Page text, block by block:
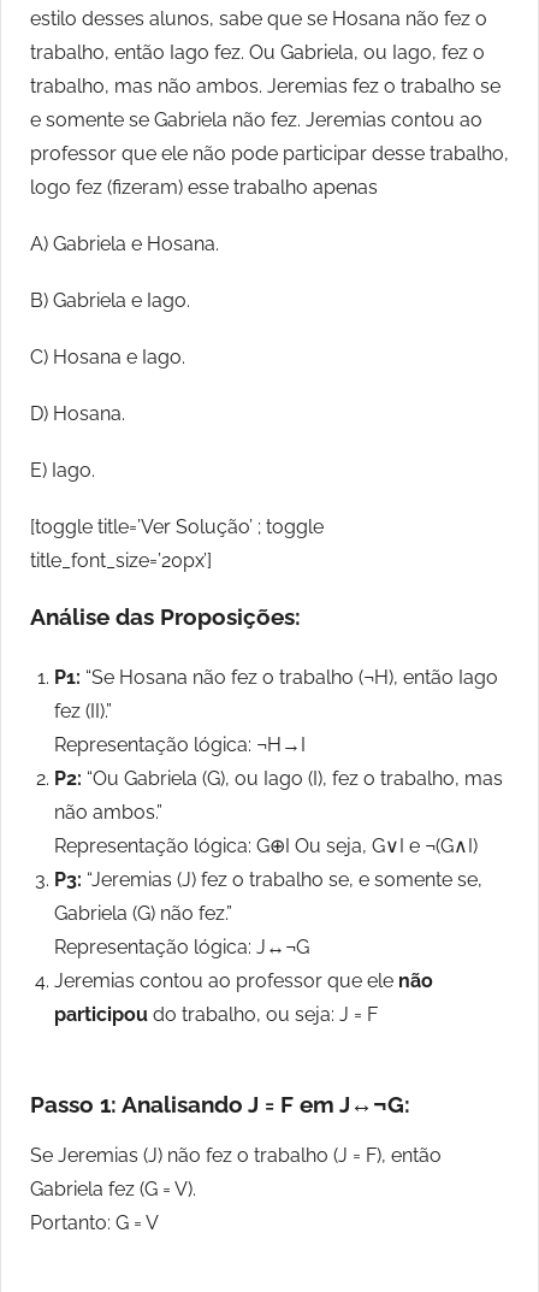
estilo desses alunos, sabe que se Hosana não fez o
trabalho, então Iago fez. Ou Gabriela, ou Iago, fez o
trabalho, mas não ambos. Jeremias fez o trabalho se
e somente se Gabriela não fez. Jeremias contou ao
professor que ele não pode participar desse trabalho,
logo fez (fizeram) esse trabalho apenas
A) Gabriela e Hosana.
B) Gabriela e Iago.
C) Hosana e Iago.
D) Hosana.
E) Iago.
[toggle title=’Ver Solução’ ; toggle
title_font_size=’20px’]
Análise das Proposições:
P1: “Se Hosana não fez o trabalho (¬H), então Iago
fez (II).”
Representação lógica: ¬H→I
P2: “Ou Gabriela (G), ou Iago (I), fez o trabalho, mas
não ambos.”
Representação lógica: G⊕I Ou seja, G∨I e ¬(G∧I)
P3: “Jeremias (J) fez o trabalho se, e somente se,
Gabriela (G) não fez.”
Representação lógica: J↔¬G
Jeremias contou ao professor que ele não
participou do trabalho, ou seja: J = F
Passo 1: Analisando J = F em J↔¬G:
Se Jeremias (J) não fez o trabalho (J = F), então
Gabriela fez (G = V).
Portanto: G = V